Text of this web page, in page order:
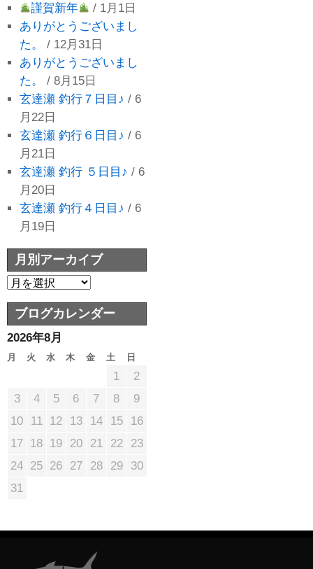
謹賀新年
/ 1月1日
ありがとうございまし
た。
/ 12月31日
ありがとうございまし
た。
/ 8月15日
玄達瀬 釣行７日目♪ / 6
月22日
玄達瀬 釣行６日目♪ / 6
月21日
玄達瀬 釣行 ５日目♪ / 6
月20日
玄達瀬 釣行４日目♪ / 6
月19日
月別アーカイブ
ブログカレンダー
2026年8月
月 火 水 木 金 土 日
1
2
3
4 5 6 7 8
9
10
11 12 13 14 15
16
17 18 19 20 21 22
23
24 25 26 27 28 29
30
31